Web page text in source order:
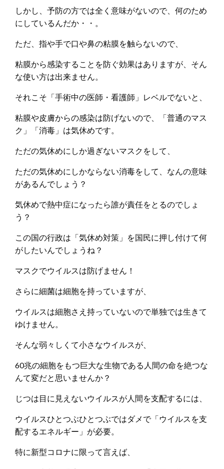
しかし、予防の方では全く意味がないので、何のため
にしているんだか・・。
ただ、指や手で口や鼻の粘膜を触らないので、
粘膜から感染することを防ぐ効果はありますが、そん
な使い方は出来ません。
それこそ「手術中の医師・看護師」レベルでないと、
粘膜や皮膚からの感染は防げないので、「普通のマス
ク」「消毒」は気休めです。
ただの気休めにしか過ぎないマスクをして、
ただの気休めにしかならない消毒をして、なんの意味
があるんでしょう？
気休めで熱中症になったら誰が責任をとるのでしょ
う？
この国の行政は「気休め対策」を国民に押し付けて何
がしたいんでしょうね？
マスクでウイルスは防げません！
さらに細菌は細胞を持っていますが、
ウイルスは細胞さえ持っていないので単独では生きて
ゆけません。
そんな弱々しくて小さなウイルスが、
60兆の細胞をもつ巨大な生物である人間の命を絶つな
んて変だと思いませんか？
じつは目に見えないウイルスが人間を支配するには、
ウイルスひとつぶひとつぶではダメで「ウイルスを支
配するエネルギー」が必要。
特に新型コロナに限って言えば、